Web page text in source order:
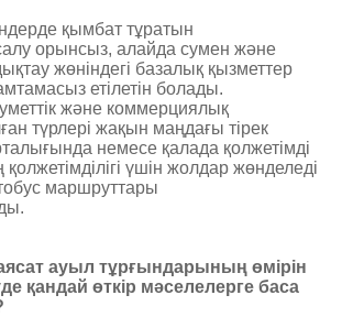
қымбат тұратын
орынсыз, алайда сумен және
жөніндегі базалық қызметтер
етілетін болады.
және коммерциялық
түрлері жақын маңдағы тірек
немесе қалада қолжетімді
үшін жолдар жөнделеді
маршруттары
ауыл тұрғындарының өмірін
қандай өткір мәселелерге баса